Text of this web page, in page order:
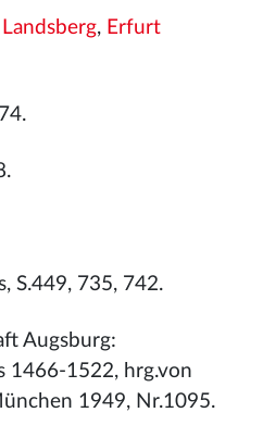
Landsberg, Erfurt
S.449, 735, 742.
Augsburg:
1466-1522, hrg.von
1949, Nr.1095.